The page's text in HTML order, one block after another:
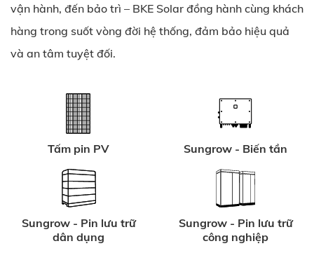
vận hành, đến bảo trì – BKE Solar đồng hành cùng khách
hàng trong suốt vòng đời hệ thống, đảm bảo hiệu quả
và an tâm tuyệt đối.
Tấm pin PV Sungrow - Biến tần
Sungrow - Pin lưu trữ
dân dụng
Sungrow - Pin lưu trữ
công nghiệp